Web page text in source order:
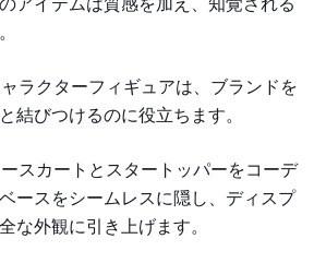
アイテムは質感を加え、知覚される
ラクターフィギュアは、ブランドを
結びつけるのに役立ちます。
スカートとスタートッパーをコーデ
ースをシームレスに隠し、ディスプ
な外観に引き上げます。